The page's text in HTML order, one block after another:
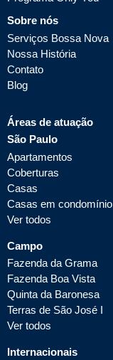
Sobre nós
Serviços Bossa Nova
Nossa História
Contato
Blog
Áreas de atuação
São Paulo
Apartamentos
Coberturas
Casas
Casas em condomínio
Ver todos
Campo
Fazenda da Grama
Fazenda Boa Vista
Quinta da Baronesa
Terras de São José I
Ver todos
Internacionais